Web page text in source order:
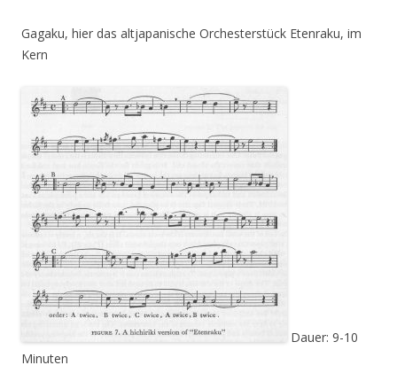
Gagaku, hier das altjapanische Orchesterstück Etenraku, im
Kern
Dauer: 9-10
Minuten